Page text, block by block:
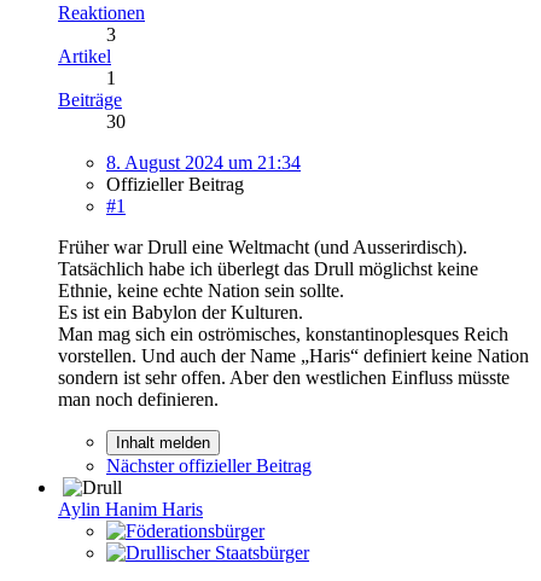
Reaktionen
3
Artikel
1
Beiträge
30
8. August 2024 um 21:34
Offizieller Beitrag
#1
Früher war Drull eine Weltmacht (und Ausserirdisch).
Tatsächlich habe ich überlegt das Drull möglichst keine
Ethnie, keine echte Nation sein sollte.
Es ist ein Babylon der Kulturen.
Man mag sich ein oströmisches, konstantinoplesques Reich
vorstellen. Und auch der Name „Haris“ definiert keine Nation
sondern ist sehr offen. Aber den westlichen Einfluss müsste
man noch definieren.
Inhalt melden
Nächster offizieller Beitrag
Aylin Hanim Haris